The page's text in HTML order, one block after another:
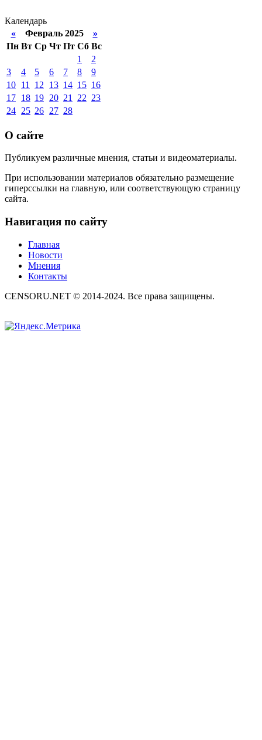
Календарь
«Февраль 2025 »
Пн Вт Ср Чт Пт Сб Вс
1
2
3
4 5 6 7 8
9
10 11 12 13 14 15 16
17 18 19 20 21 22 23
24 25 26 27 28
О сайте
Публикуем различные мнения, статьи и видеоматериалы.
При использовании материалов обязательно размещение
гиперссылки на главную, или соответствующую страницу
сайта.
Навигация по сайту
Главная
Новости
Мнения
Контакты
CENSORU.NET © 2014-2024. Все права защищены.